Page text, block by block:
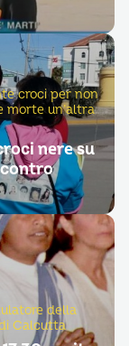
croci per non
morte un’altra
nere su
della
Calcutta